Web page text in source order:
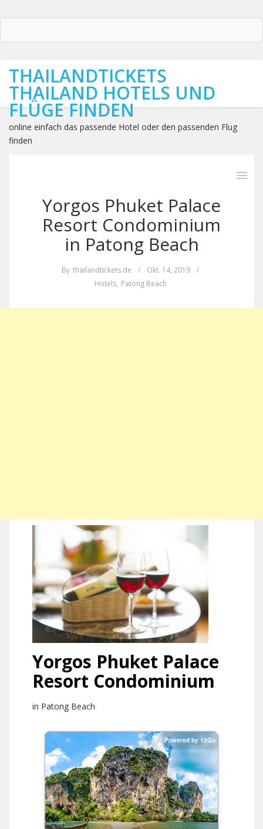
THAILANDTICKETS
THAILAND HOTELS UND
FLÜGE FINDEN
online einfach das passende Hotel oder den passenden Flug
finden
Yorgos Phuket Palace
Resort Condominium
in Patong Beach
By thailandtickets.de / Okt. 14, 2019
/
Hotels, Patong Beach
Yorgos Phuket Palace
Resort Condominium
in Patong Beach